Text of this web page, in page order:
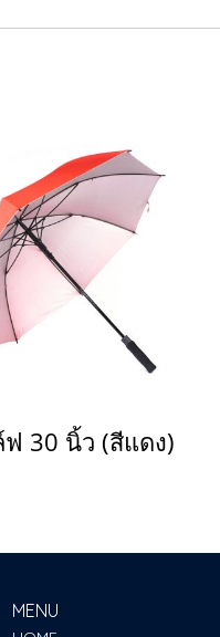
30 นิ้ว (สีแดง)
MENU